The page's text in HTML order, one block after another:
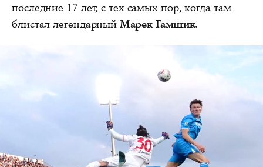
последние 17 лет, с тех самых пор, когда там
блистал легендарный Марек Гамшик.